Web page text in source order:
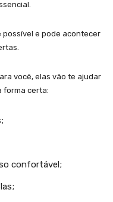
e pode acontecer
você, elas vão te ajudar
forma certa:
confortável;